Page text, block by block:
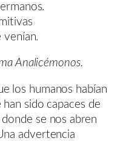
venían.
Analicémonos.
los humanos habían
sido capaces de
se nos abren
advertencia